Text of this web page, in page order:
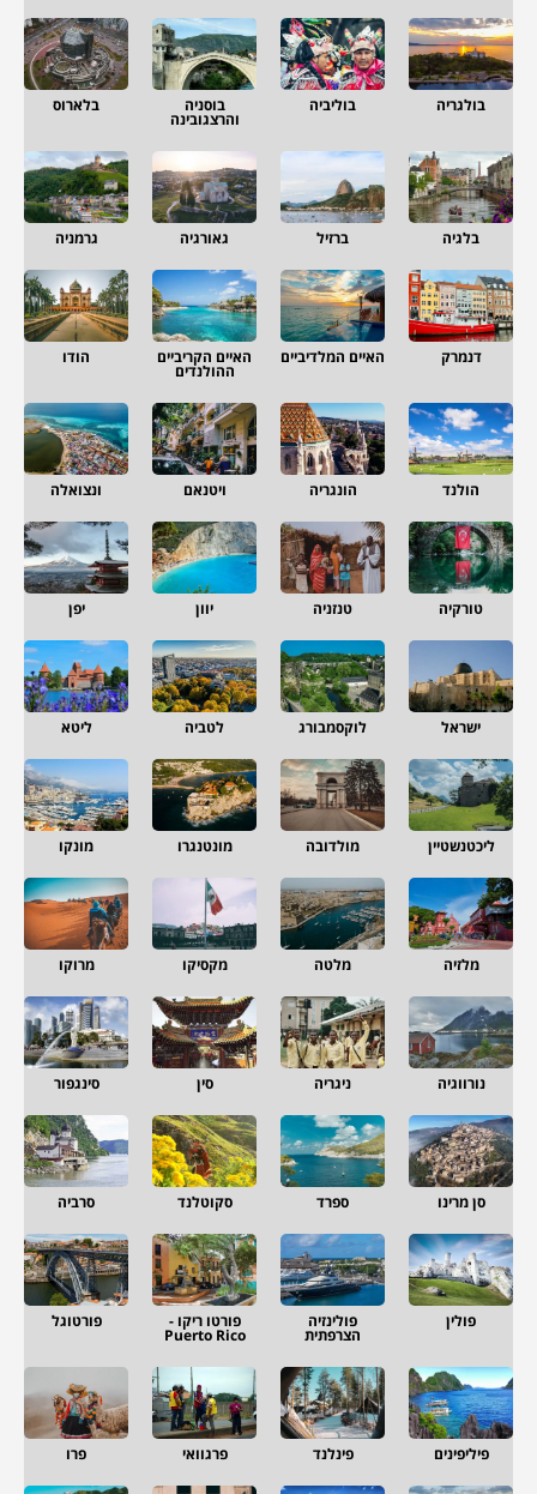
בולגריה בוליביה בוסניה
והרצגובינה
בלארוס
בלגיה ברזיל גאורגיה גרמניה
דנמרק האיים המלדיביים האיים הקריביים
ההולנדים
הודו
הולנד הונגריה ויטנאם ונצואלה
טורקיה טנזניה יוון יפן
ישראל לוקסמבורג לטביה ליטא
ליכטנשטיין מולדובה מונטנגרו מונקו
מלזיה מלטה מקסיקו מרוקו
נורווגיה ניגריה סין סינגפור
סן מרינו ספרד סקוטלנד סרביה
פולין פולינזיה
הצרפתית
פורטו ריקו -
Puerto Rico
פורטוגל
פיליפינים פינלנד פרגוואי פרו